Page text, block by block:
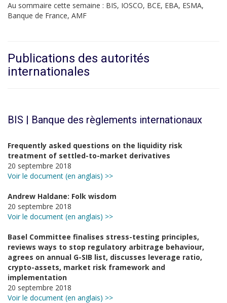
Au sommaire cette semaine : BIS, IOSCO, BCE, EBA, ESMA,
Banque de France, AMF
Publications des autorités
internationales
BIS | Banque des règlements internationaux
Frequently asked questions on the liquidity risk
treatment of settled-to-market derivatives
20 septembre 2018
Voir le document (en anglais) >>
Andrew Haldane: Folk wisdom
20 septembre 2018
Voir le document (en anglais) >>
Basel Committee finalises stress-testing principles,
reviews ways to stop regulatory arbitrage behaviour,
agrees on annual G-SIB list, discusses leverage ratio,
crypto-assets, market risk framework and
implementation
20 septembre 2018
Voir le document (en anglais) >>